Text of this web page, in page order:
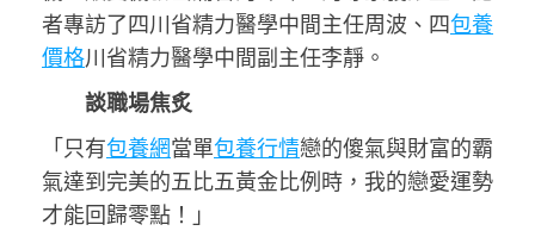
者專訪了四川省精力醫學中間主任周波、四包養
價格川省精力醫學中間副主任李靜。
談職場焦炙
「只有包養網當單包養行情戀的傻氣與財富的霸
氣達到完美的五比五黃金比例時，我的戀愛運勢
才能回歸零點！」